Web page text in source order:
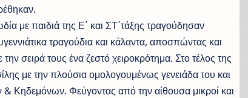
με παιδιά της Ε΄ και ΣΤ΄τάξης τραγούδησαν
τραγούδια και κάλαντα, αποσπώντας και
την σειρά τους ένα ζεστό χειροκρότημα. Στο τέλος της
με την πλούσια ομολογουμένως γενειάδα του και
Κηδεμόνων. Φεύγοντας από την αίθουσα μικροί και